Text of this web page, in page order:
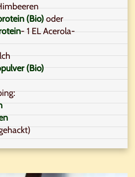
(Bio)oder
- 1 EL Acerola-
(Bio)